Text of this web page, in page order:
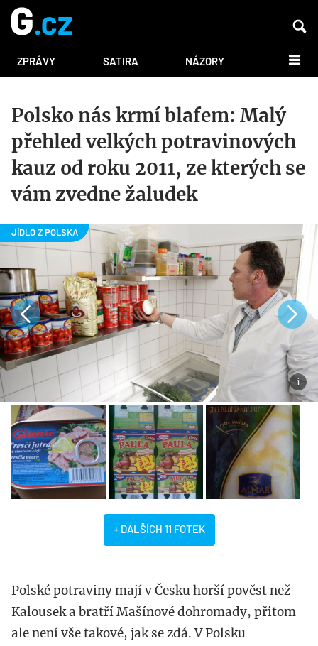
ZPRÁVY SATIRA NÁZORY DALŠÍ
Polsko nás krmí blafem: Malý
přehled velkých potravinových
kauz od roku 2011, ze kterých se
vám zvedne žaludek
+ DALŠÍCH 11 FOTEK
Polské potraviny mají v Česku horší pověst než
Kalousek a bratří Mašínové dohromady, přitom
ale není vše takové, jak se zdá. V Polsku